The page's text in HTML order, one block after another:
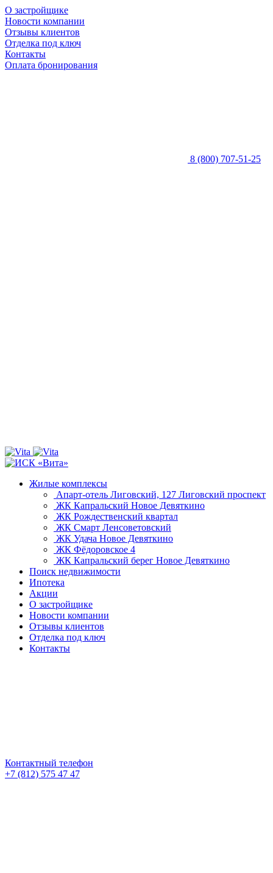
О застройщике
Новости компании
Отзывы клиентов
Отделка под ключ
Контакты
Оплата бронирования
8 (800) 707-51-25
Жилые комплексы
Апарт-отель Лиговский, 127 Лиговский проспект
ЖК Капральский Новое Девяткино
ЖК Рождественский квартал
ЖК Смарт Ленсоветовский
ЖК Удача Новое Девяткино
ЖК Фёдоровское 4
ЖК Капральский берег Новое Девяткино
Поиск недвижимости
Ипотека
Акции
О застройщике
Новости компании
Отзывы клиентов
Отделка под ключ
Контакты
Контактный телефон
+7 (812) 575 47 47